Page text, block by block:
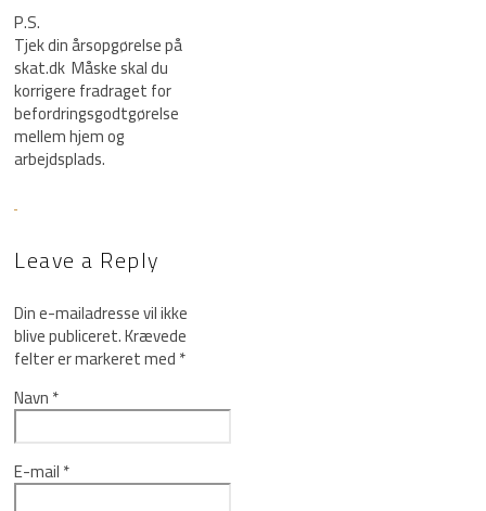
P.S.
Tjek din årsopgørelse på
skat.dk Måske skal du
korrigere fradraget for
befordringsgodtgørelse
mellem hjem og
arbejdsplads.
Leave a Reply
Din e-mailadresse vil ikke
blive publiceret.Krævede
felter er markeret med*
Navn*
E-mail*